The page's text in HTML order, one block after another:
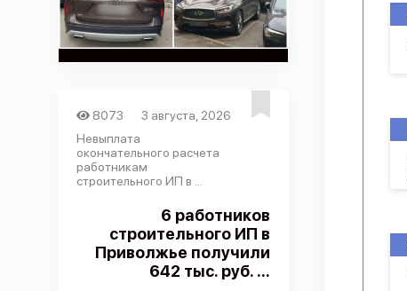
8073
3 августа, 2026
Невыплата
окончательного расчета
работникам
строительного ИП в ...
6 работников
строительного ИП в
Приволжье получили
642 тыс. руб. ...